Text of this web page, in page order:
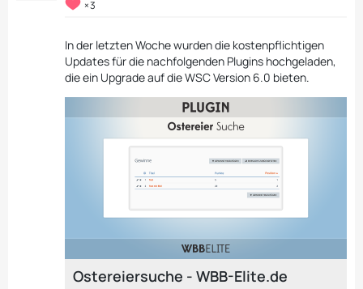
3
In der letzten Woche wurden die kostenpflichtigen
Updates für die nachfolgenden Plugins hochgeladen,
die ein Upgrade auf die WSC Version 6.0 bieten.
Ostereiersuche - WBB-Elite.de